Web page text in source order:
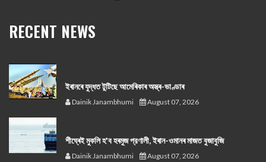
RECENT NEWS
ইৰানৰে যুদ্ধত টুটিছে আমেৰিকাৰ অস্ত্ৰ-ভাণ্ডাৰ
Dainik Janambhumi August 07, 2026
শীঘ্ৰেই মুকলি হ'ব হৰমুজ প্রণালী, ইৰান-ওমানৰ মাজত বুজাবুজি
Dainik Janambhumi August 07, 2026